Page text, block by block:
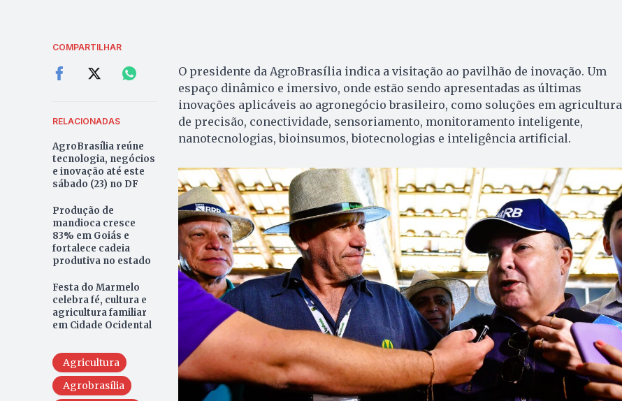
COMPARTILHAR
RELACIONADAS
AgroBrasília reúne
tecnologia, negócios
e inovação até este
sábado (23) no DF
Produção de
mandioca cresce
83% em Goiás e
fortalece cadeia
produtiva no estado
Festa do Marmelo
celebra fé, cultura e
agricultura familiar
em Cidade Ocidental
Agricultura
Agrobrasília
O presidente da AgroBrasília indica a visitação ao pavilhão de inovação. Um
espaço dinâmico e imersivo, onde estão sendo apresentadas as últimas
inovações aplicáveis ao agronegócio brasileiro, como soluções em agricultura
de precisão, conectividade, sensoriamento, monitoramento inteligente,
nanotecnologias, bioinsumos, biotecnologias e inteligência artificial.